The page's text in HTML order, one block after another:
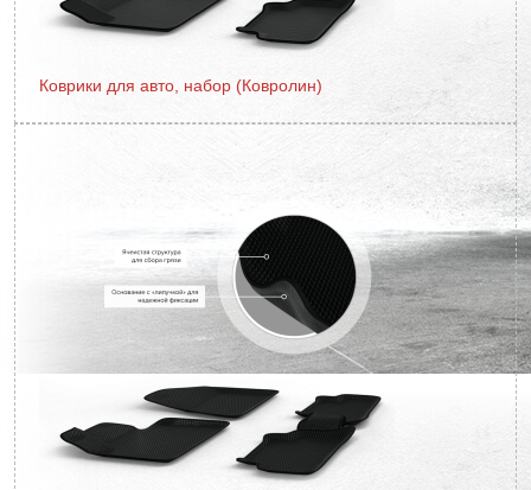
Коврики для авто, набор (Ковролин)